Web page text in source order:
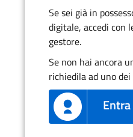
Se sei già in
digitale, accedi con
gestore.
Se non hai ancora
richiedila ad uno